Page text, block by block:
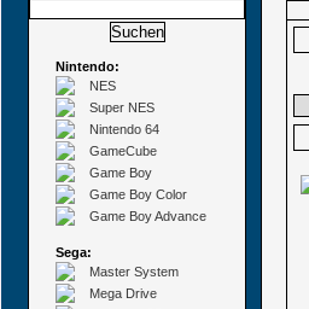
Nintendo:
NES
Super NES
Nintendo 64
GameCube
Game Boy
Game Boy Color
Game Boy Advance
Sega:
Master System
Mega Drive